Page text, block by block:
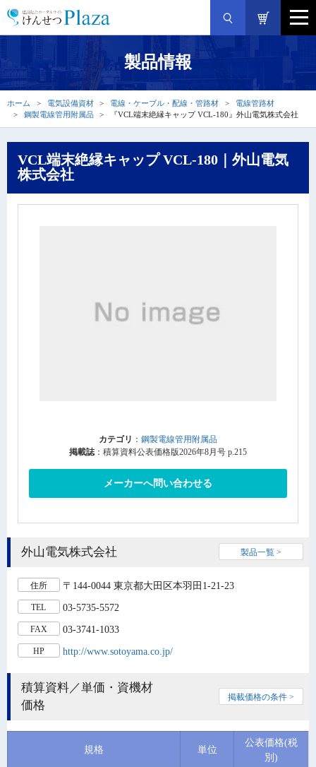
製品情報
ホーム 電気設備資材 電線・ケーブル・配線・管路材
電線管路材
鋼製電線管用附属品
『VCL端末絶縁キャップ VCL-180』外山電気株式会社
VCL端末絶縁キャップ VCL-180｜外山電気
株式会社
カテゴリ ： 鋼製電線管用附属品
掲載誌 ：積算資料公表価格版2026年8月号 p.215
メーカーへ問い合わせる
外山電気株式会社 製品一覧 >
住所 〒144-0044 東京都大田区本羽田1-21-23
TEL 03-5735-5572
FAX 03-3741-1033
HP http://www.sotoyama.co.jp/
積算資料／単価・資機材
価格
掲載価格の条件 >
規格 単位
公表価格(税
別)